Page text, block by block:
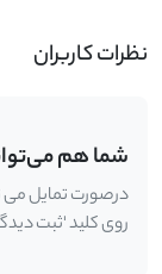
نظرات کاربران
شما هم
درصورت تمایل می
روی کلید 'ثبت